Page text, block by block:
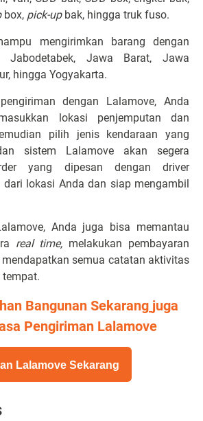
box, pick-upbak, hingga truk fuso.
mengirimkan barang dengan
Jabodetabek, Jawa Barat, Jawa
hingga Yogyakarta.
dengan Lalamove, Anda
lokasi penjemputan dan
pilih jenis kendaraan yang
sistem Lalamove akan segera
yang dipesan dengan driver
dari lokasi Anda dan siap mengambil
Anda juga bisa memantau
real time, melakukan pembayaran
semua catatan aktivitas
Bangunan Sekarang juga
Pengiriman Lalamove
Lalamove Sekarang